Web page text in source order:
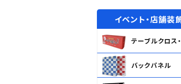
イベント・店舗装
テーブルクロス
バックパネル